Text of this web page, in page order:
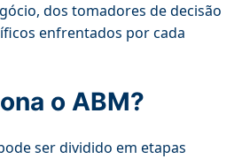
dos tomadores de decisão
enfrentados por cada
o ABM?
ser dividido em etapas